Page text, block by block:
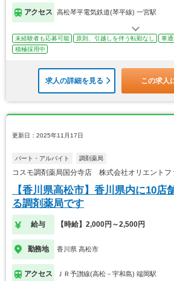
アクセス 高松琴平電気鉄道(琴平線) 一宮駅
未経験者も応募可能 原則、引越しを伴う転勤なし 車
積極採用中
求人の詳細を見る この求人
更新日：2025年11月17日
パート・アルバイト 調剤薬局
コスモ調剤薬局国分寺店 株式会社オリエントフ
【香川県高松市】香川県内に10店
る調剤薬局です
給与 【時給】2,000円～2,500円
勤務地 香川県 高松市
アクセス ＪＲ予讃線(高松－宇和島) 端岡駅